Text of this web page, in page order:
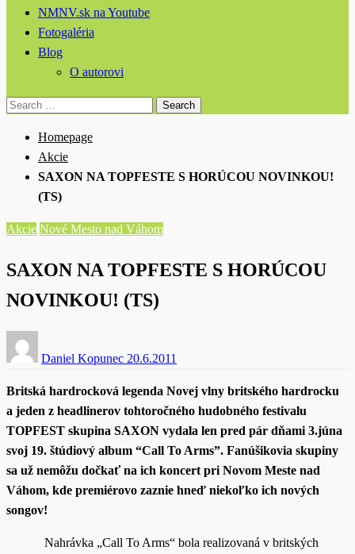
NMNV.sk na Youtube
Fotogaléria
Blog
O autorovi
Search
Homepage
Akcie
SAXON NA TOPFESTE S HORÚCOU NOVINKOU!
(TS)
Akcie Nové Mesto nad Váhom
SAXON NA TOPFESTE S HORÚCOU
NOVINKOU! (TS)
Daniel Kopunec on
20.6.2011
Britská hardrocková legenda Novej vlny britského hardrocku
a jeden z headlinerov tohtoročného hudobného festivalu
TOPFEST skupina SAXON vydala len pred pár dňami 3.júna
svoj 19. štúdiový album “Call To Arms”. Fanúšikovia skupiny
sa už nemôžu dočkať na ich koncert pri Novom Meste nad
Váhom, kde premiérovo zaznie hneď niekoľko ich nových
songov!
Nahrávka „Call To Arms“ bola realizovaná v britských